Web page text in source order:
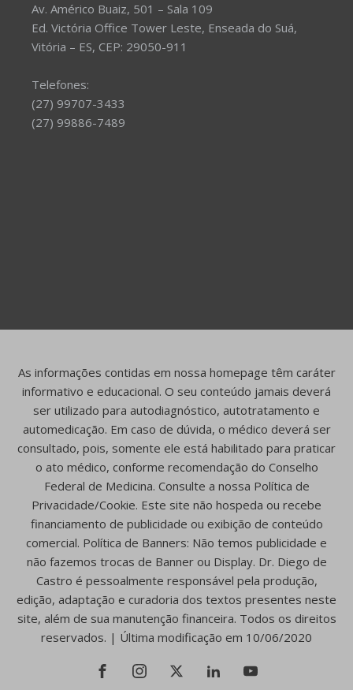
Av. Américo Buaiz, 501 – Sala 109
Ed. Victória Office Tower Leste, Enseada do Suá,
Vitória – ES, CEP: 29050-911
Telefones:
(27) 99707-3433
(27) 99886-7489
As informações contidas em nossa homepage têm caráter
informativo e educacional. O seu conteúdo jamais deverá
ser utilizado para autodiagnóstico, autotratamento e
automedicação. Em caso de dúvida, o médico deverá ser
consultado, pois, somente ele está habilitado para praticar
o ato médico, conforme recomendação do Conselho
Federal de Medicina. Consulte a nossa Política de
Privacidade/Cookie. Este site não hospeda ou recebe
financiamento de publicidade ou exibição de conteúdo
comercial. Política de Banners: Não temos publicidade e
não fazemos trocas de Banner ou Display. Dr. Diego de
Castro é pessoalmente responsável pela produção,
edição, adaptação e curadoria dos textos presentes neste
site, além de sua manutenção financeira. Todos os direitos
reservados. | Última modificação em 10/06/2020